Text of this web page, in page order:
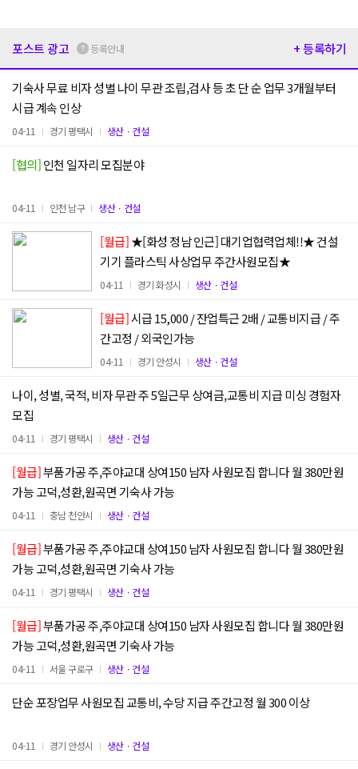
포스트 광고 등록안내 + 등록하기
기숙사 무료 비자 성별 나이 무관 조립,검사 등 초 단 순 업무 3개월부터
시급 계속 인상
04-11 경기 평택시 생산ㆍ건설
[협의]인천 일자리 모집분야
04-11 인천 남구 생산ㆍ건설
[월급]
기기 플라스틱 사상업무 주간사원모집★
04-11 경기 화성시 생산ㆍ건설
[월급]
간고정 / 외국인가능
04-11 경기 안성시 생산ㆍ건설
나이, 성별, 국적, 비자 무관 주 5일근무 상여금,교통비 지급 미싱 경험자
모집
04-11 경기 평택시 생산ㆍ건설
[월급]
가능 고덕,성환,원곡면 기숙사 가능
04-11 충남 천안시 생산ㆍ건설
[월급]
가능 고덕,성환,원곡면 기숙사 가능
04-11 경기 평택시 생산ㆍ건설
[월급]
가능 고덕,성환,원곡면 기숙사 가능
04-11 서울 구로구 생산ㆍ건설
단순 포장업무 사원모집 교통비, 수당 지급 주간고정 월 300 이상
04-11 경기 안성시 생산ㆍ건설